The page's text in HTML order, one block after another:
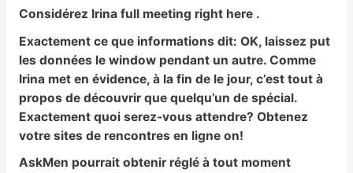
Considérez Irina full meeting right here .
Exactement ce que informations dit: OK, laissez put
les données le window pendant un autre. Comme
Irina met en évidence, à la fin de le jour, c’est tout à
propos de découvrir que quelqu’un de spécial.
Exactement quoi serez-vous attendre? Obtenez
votre sites de rencontres en ligne on!
AskMen pourrait obtenir réglé à tout moment